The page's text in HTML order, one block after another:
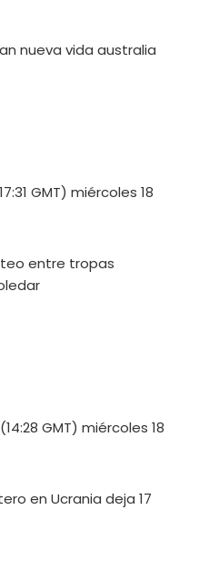
GMT) miércoles 18
GMT) miércoles 18